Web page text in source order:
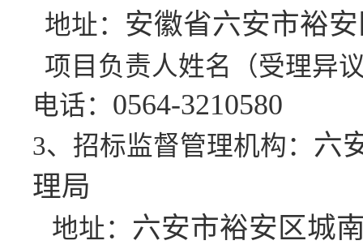
地址： 安徽省六安市裕
项目负责人姓名
（受理异
电话： 0564-3210580
3、 招标监督管理机构： 六
理局
地址： 六安市裕安区城